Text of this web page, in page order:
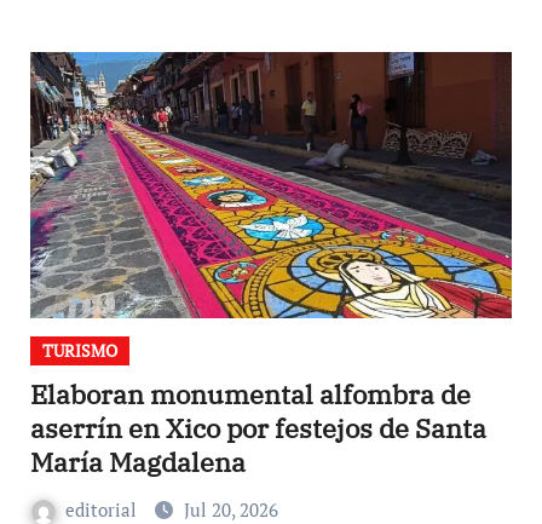
TURISMO
Elaboran monumental alfombra de
aserrín en Xico por festejos de Santa
María Magdalena
editorial Jul 20, 2026